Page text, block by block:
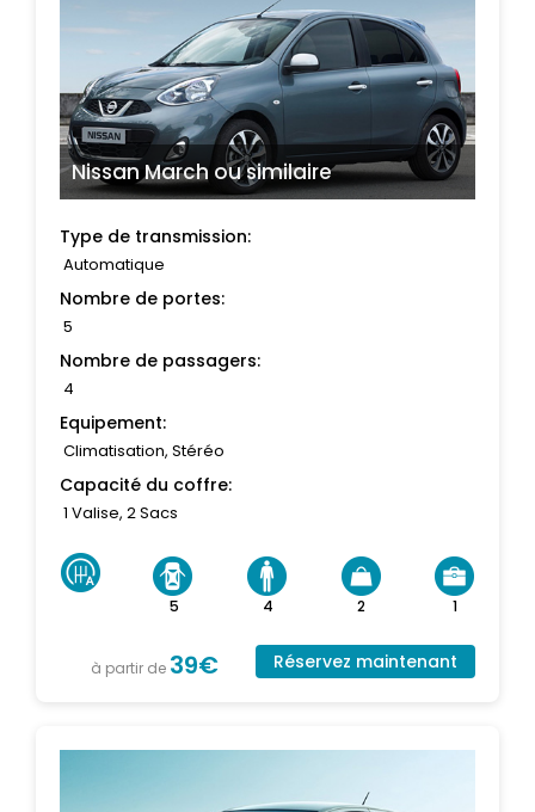
Nissan March ou similaire
Type de transmission:
Automatique
Nombre de portes:
5
Nombre de passagers:
4
Equipement:
Climatisation, Stéréo
Capacité du coffre:
1 Valise, 2 Sacs
5 4 2 1
à partir de 39€ Réservez maintenant